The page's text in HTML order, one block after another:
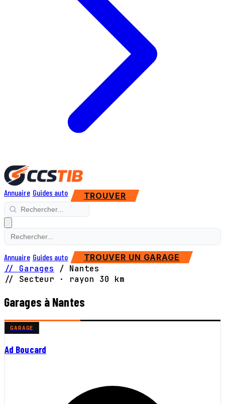
Annuaire Guides auto TROUVER
Annuaire Guides auto TROUVER UN GARAGE
// Garages / Nantes
// Secteur · rayon 30 km
Garages à Nantes
GARAGE
Ad Boucard